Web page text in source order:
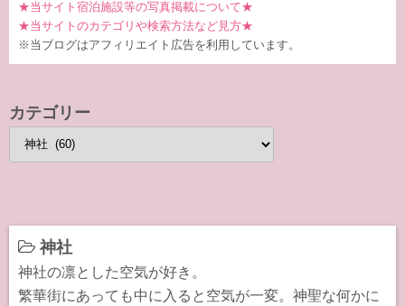
★当サイト宿泊施設等の写真掲載について★
★当サイトのカテゴリや検索方法など見方★
※当ブログはアフィリエイト広告を利用しています。
カテゴリー
テ
ー
神社
神社の凛とした空気が好き。
繁華街にあっても中に入ると空気が一変。神聖な何かに